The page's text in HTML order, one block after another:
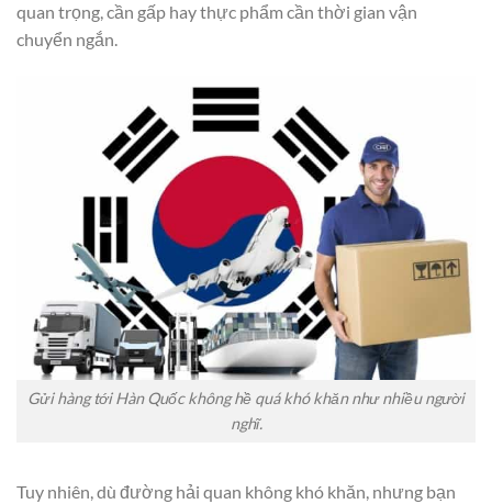
quan trọng, cần gấp hay thực phẩm cần thời gian vận
chuyển ngắn.
Gửi hàng tới Hàn Quốc không hề quá khó khăn như nhiều người
nghĩ.
Tuy nhiên, dù đường hải quan không khó khăn, nhưng bạn